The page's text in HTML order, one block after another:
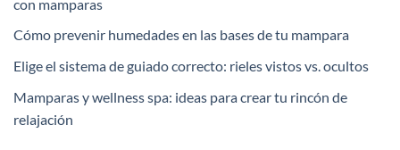
con mamparas
Cómo prevenir humedades en las bases de tu mampara
Elige el sistema de guiado correcto: rieles vistos vs. ocultos
Mamparas y wellness spa: ideas para crear tu rincón de
relajación